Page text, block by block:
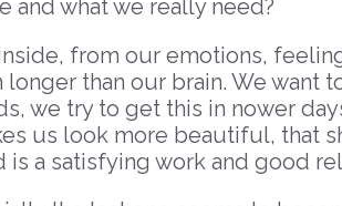
and what we really need?
from our emotions,
than our brain. We want
we try to get this in nower
us look more beautiful, that
is a satisfying work and good